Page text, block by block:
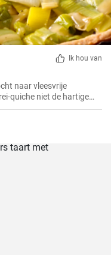
Ik hou van
naar vleesvrije
quiche niet de hartige
te maken en
al jaren een van mijn